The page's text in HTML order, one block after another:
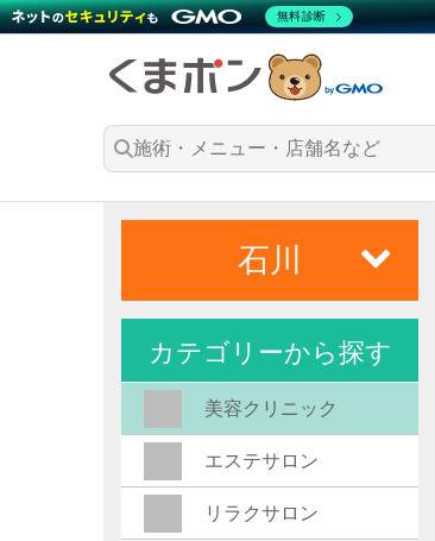
石川
カテゴリーから探す
美容クリニック
エステサロン
リラクサロン
無料診断